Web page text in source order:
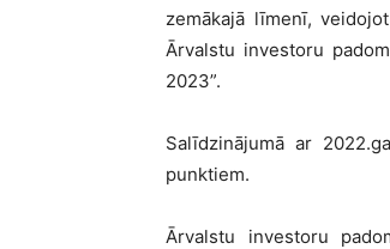
zemākajā līmenī,
Ārvalstu investoru
2023”.
Salīdzinājumā ar
punktiem.
Ārvalstu investoru